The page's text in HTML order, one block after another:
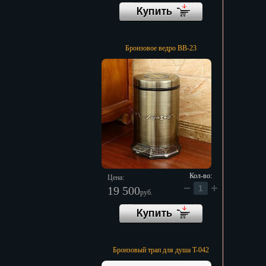
Бронзовое ведро BB-23
Цена:
19 500руб.
Кол-во:
Бронзовый трап для душа T-042